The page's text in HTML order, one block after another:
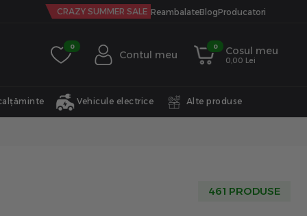
CRAZY SUMMER SALE ReambalateBlogProducatori
0
Contul meu
0 Cosul meu
0,00 Lei
Vehicule electrice Alte produse
461 PRODUSE